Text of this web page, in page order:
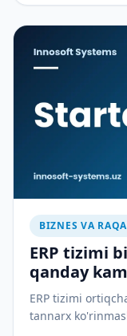
BIZNES VA
ERP tizimi
qanday
ERP tizimi
tannarx